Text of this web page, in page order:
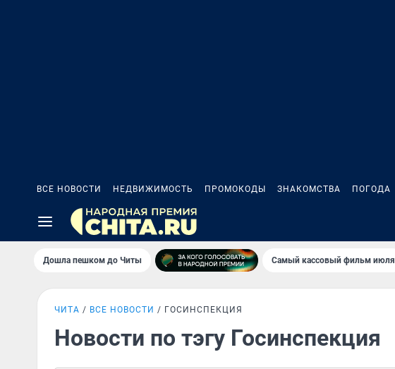
ВСЕ НОВОСТИ НЕДВИЖИМОСТЬ ПРОМОКОДЫ ЗНАКОМСТВА ПОГОДА
Дошла пешком до Читы Самый кассовый фильм июля
ЧИТА ВСЕ НОВОСТИ ГОСИНСПЕКЦИЯ
Новости по тэгу Госинспекция